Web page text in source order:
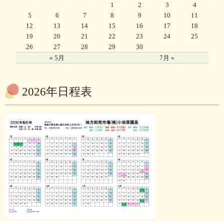
« 5月 7月 »
1 2 3
4
5
6 7 8 9 10
11
12
13 14 15 16 17
18
19
20 21 22 23 24
25
26
27 28 29 30
2026年日程表